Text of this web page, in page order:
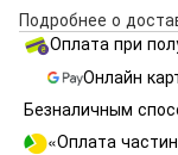
Подробнее о
Оплата при
Онлайн
Безналичным
«Оплата